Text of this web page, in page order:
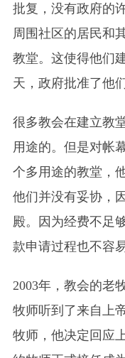
批复，没有政府的
周围社区的居民和
教堂。这使得他们
天，政府批准了他
很多教会在建立教
用途的。但是对帐
个多用途的教堂，
他们并没有妥协，
殿。因为经费不足
款申请过程也不容
2003年，教会的老
牧师听到了来自上
牧师，他决定回应